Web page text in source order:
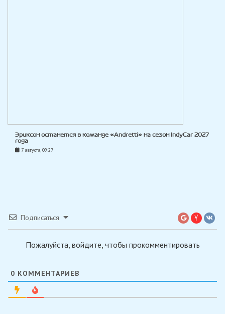
Эриксон останется в команде «Andretti» на сезон IndyCar 2027
года
7 августа, 09:27
Подписаться
Пожалуйста, войдите, чтобы прокомментировать
0 КОММЕНТАРИЕВ